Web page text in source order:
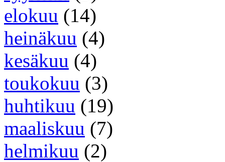
elokuu (14)
heinäkuu (4)
kesäkuu (4)
toukokuu (3)
huhtikuu (19)
maaliskuu (7)
helmikuu (2)